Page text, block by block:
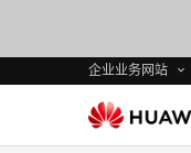
企业业务网站